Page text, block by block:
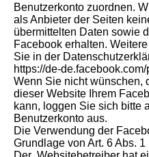
Benutzerkonto zuordnen.
als Anbieter der Seiten
übermittelten Daten sowie
Facebook erhalten.
Sie in der
https://de-
Wenn Sie nicht wünschen,
dieser Website Ihrem
kann, loggen Sie sich bitte
Benutzerkonto aus.
Die Verwendung der
Grundlage von Art. 6 Abs. 1